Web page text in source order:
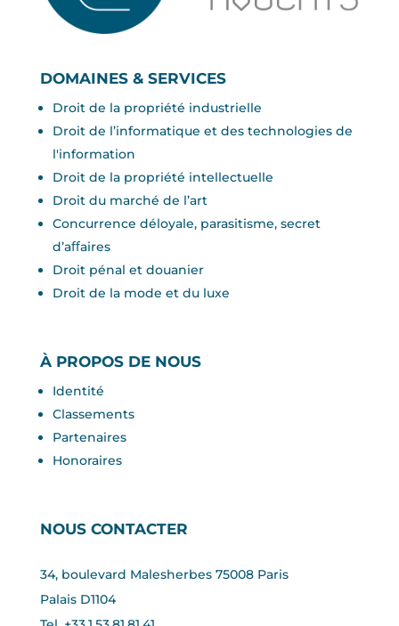
DOMAINES & SERVICES
Droit de la propriété industrielle
Droit de l’informatique et des technologies de
l'information
Droit de la propriété intellectuelle
Droit du marché de l’art
Concurrence déloyale, parasitisme, secret
d’aﬀaires
Droit pénal et douanier
Droit de la mode et du luxe
À PROPOS DE NOUS
Identité
Classements
Partenaires
Honoraires
NOUS CONTACTER
34, boulevard Malesherbes 75008 Paris
Palais D1104